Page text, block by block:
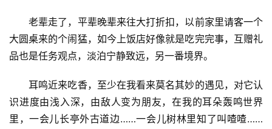
​老辈走了，平辈晚辈来往大打折扣，以前家里请客一个
大圆桌来的个闹猛，如今上饭店好像就是吃完完事，互赠礼
品也是任务观点，淡泊宁静致远，另一番境界。
​耳鸣近来吃香，至少在我看来莫名其妙的遇见，对它认
识进度由浅入深，由敌人变为朋友，在我的耳朵轰鸣世界
里，一会儿长亭外古道边……一会儿树林里知了叫喳喳……